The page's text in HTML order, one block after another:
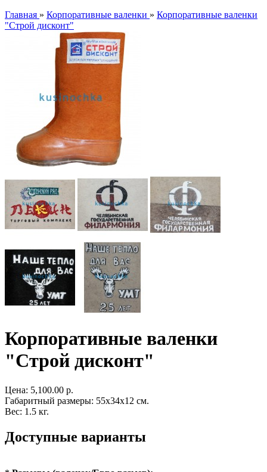
Главная » Корпоративные валенки » Корпоративные валенки
"Строй дисконт"
Корпоративные валенки
"Строй дисконт"
Цена: 5,100.00 р.
Габаритный размеры: 55x34x12 см.
Вес: 1.5 кг.
Доступные варианты